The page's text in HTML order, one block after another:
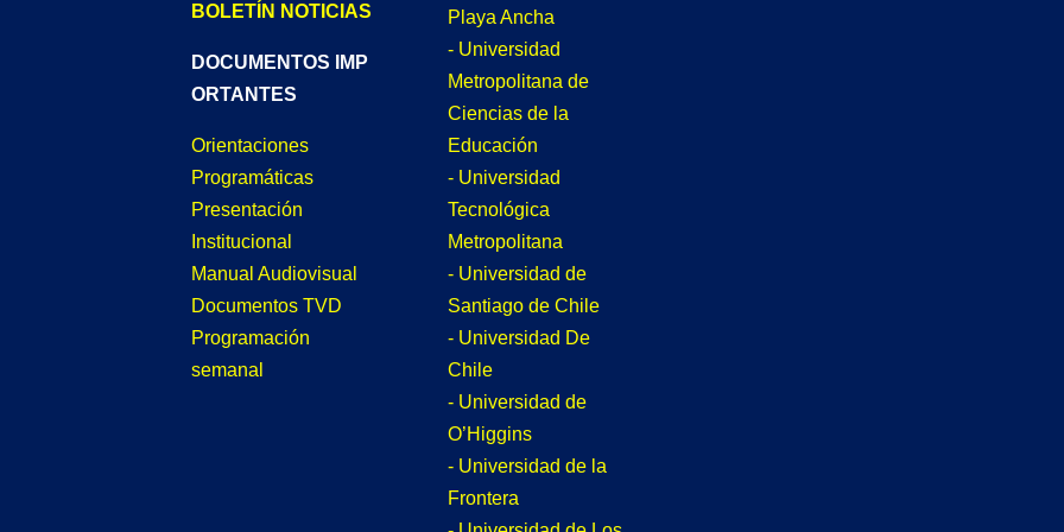
BOLETÍN NOTICIAS
DOCUMENTOS IMP
ORTANTES
Orientaciones
Programáticas
Presentación
Institucional
Manual Audiovisual
Documentos TVD
Programación
semanal
Playa Ancha
- Universidad
Metropolitana de
Ciencias de la
Educación
- Universidad
Tecnológica
Metropolitana
- Universidad de
Santiago de Chile
- Universidad De
Chile
- Universidad de
O’Higgins
- Universidad de la
Frontera